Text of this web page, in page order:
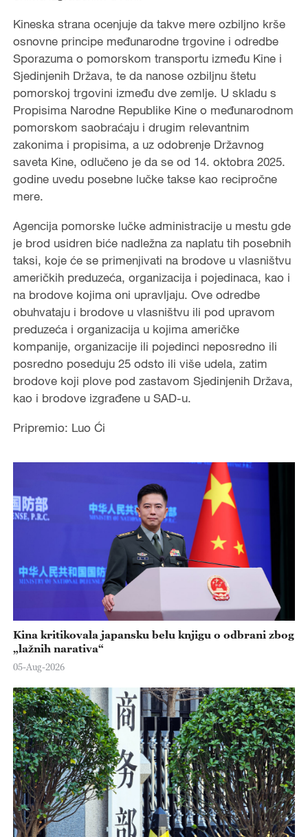
Kineska strana ocenjuje da takve mere ozbiljno krše
osnovne principe međunarodne trgovine i odredbe
Sporazuma o pomorskom transportu između Kine i
Sjedinjenih Država, te da nanose ozbiljnu štetu
pomorskoj trgovini između dve zemlje. U skladu s
Propisima Narodne Republike Kine o međunarodnom
pomorskom saobraćaju i drugim relevantnim
zakonima i propisima, a uz odobrenje Državnog
saveta Kine, odlučeno je da se od 14. oktobra 2025.
godine uvedu posebne lučke takse kao recipročne
mere.
Agencija pomorske lučke administracije u mestu gde
je brod usidren biće nadležna za naplatu tih posebnih
taksi, koje će se primenjivati na brodove u vlasništvu
američkih preduzeća, organizacija i pojedinaca, kao i
na brodove kojima oni upravljaju. Ove odredbe
obuhvataju i brodove u vlasništvu ili pod upravom
preduzeća i organizacija u kojima američke
kompanije, organizacije ili pojedinci neposredno ili
posredno poseduju 25 odsto ili više udela, zatim
brodove koji plove pod zastavom Sjedinjenih Država,
kao i brodove izgrađene u SAD-u.
Pripremio: Luo Ći
Kina kritikovala japansku belu knjigu o odbrani zbog
„lažnih narativa“
05-Aug-2026